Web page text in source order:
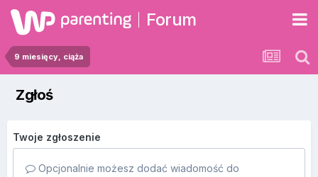
Forum
9 miesięcy, ciąża
Zgłoś
Twoje zgłoszenie
Opcjonalnie możesz dodać wiadomość do